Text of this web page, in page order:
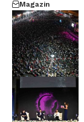
Magazin